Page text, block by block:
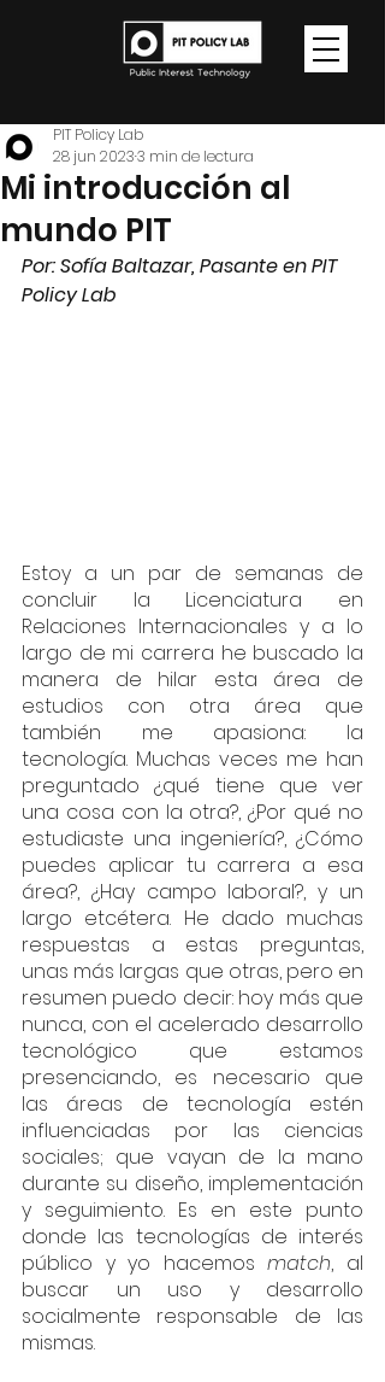
Mi introducción al
mundo PIT
PIT Policy Lab
28 jun 20233 min de lectura
Por: Sofía Baltazar, Pasante en PIT
Policy Lab
Estoy a un par de semanas de
concluir la Licenciatura en
Relaciones Internacionales y a lo
largo de mi carrera he buscado la
manera de hilar esta área de
estudios con otra área que
también me apasiona: la
tecnología. Muchas veces me han
preguntado ¿qué tiene que ver
una cosa con la otra?, ¿Por qué no
estudiaste una ingeniería?, ¿Cómo
puedes aplicar tu carrera a esa
área?, ¿Hay campo laboral?, y un
largo etcétera. He dado muchas
respuestas a estas preguntas,
unas más largas que otras, pero en
resumen puedo decir: hoy más que
nunca, con el acelerado desarrollo
tecnológico que estamos
presenciando, es necesario que
las áreas de tecnología estén
influenciadas por las ciencias
sociales; que vayan de la mano
durante su diseño, implementación
y seguimiento. Es en este punto
donde las tecnologías de interés
público y yo hacemos match, al
buscar un uso y desarrollo
socialmente responsable de las
mismas.